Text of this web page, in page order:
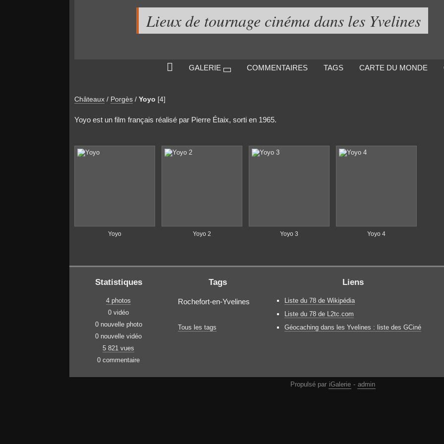
Lieux de tournage cinéma dans les Yvelines
GALERIE COMMENTAIRES TAGS CARTE DU MONDE
Châteaux / Porgès / Yoyo [4]
Yoyo est un film français réalisé par Pierre Étaix, sorti en 1965.
Yoyo Yoyo 2 Yoyo 3 Yoyo 4
Statistiques
4 photos
0 vidéo
0 nouvelle photo
0 nouvelle vidéo
5 821 vues
0 commentaire
Tags
Rochefort-en-Yvelines
Tous les tags
Liens
Liste du 78 de Wikipédia
Liste du 78 de L2tc.com
Géocaching dans les Yvelines : liste des GCiné
Propulsé par iGalerie - admin